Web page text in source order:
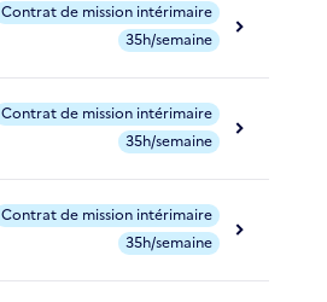
Contrat de mission intérimaire
35h/semaine
Contrat de mission intérimaire
35h/semaine
Contrat de mission intérimaire
35h/semaine